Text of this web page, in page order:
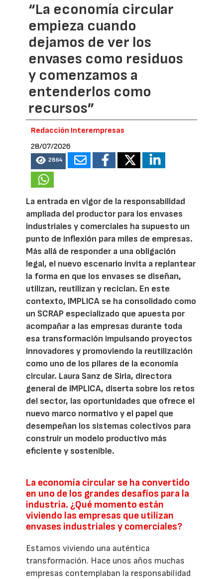
“La economía circular
empieza cuando
dejamos de ver los
envases como residuos
y comenzamos a
entenderlos como
recursos”
Redacción Interempresas
28/07/2026
2864
La entrada en vigor de la responsabilidad
ampliada del productor para los envases
industriales y comerciales ha supuesto un
punto de inflexión para miles de empresas.
Más allá de responder a una obligación
legal, el nuevo escenario invita a replantear
la forma en que los envases se diseñan,
utilizan, reutilizan y reciclan. En este
contexto, IMPLICA se ha consolidado como
un SCRAP especializado que apuesta por
acompañar a las empresas durante toda
esa transformación impulsando proyectos
innovadores y promoviendo la reutilización
como uno de los pilares de la economía
circular. Laura Sanz de Siria, directora
general de IMPLICA, diserta sobre los retos
del sector, las oportunidades que ofrece el
nuevo marco normativo y el papel que
desempeñan los sistemas colectivos para
construir un modelo productivo más
eficiente y sostenible.
La economía circular se ha convertido
en uno de los grandes desafíos para la
industria. ¿Qué momento están
viviendo las empresas que utilizan
envases industriales y comerciales?
Estamos viviendo una auténtica
transformación. Hace unos años muchas
empresas contemplaban la responsabilidad